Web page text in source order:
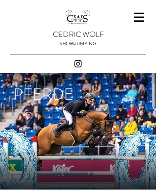
CEDRIC WOLF
SHOWJUMPING
PFERDE